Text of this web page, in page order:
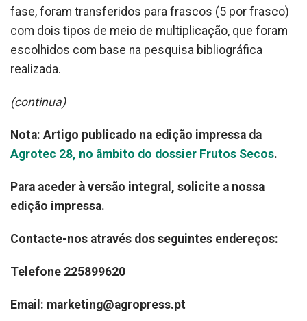
fase, foram transferidos para frascos (5 por frasco)
com dois tipos de meio de multiplicação, que foram
escolhidos com base na pesquisa bibliográfica
realizada.
(continua)
Nota: Artigo publicado na edição impressa da
Agrotec 28, no âmbito do dossier Frutos Secos.
Para aceder à versão integral, solicite a nossa
edição impressa.
Contacte-nos através dos seguintes endereços:
Telefone 225899620
Email: marketing@agropress.pt